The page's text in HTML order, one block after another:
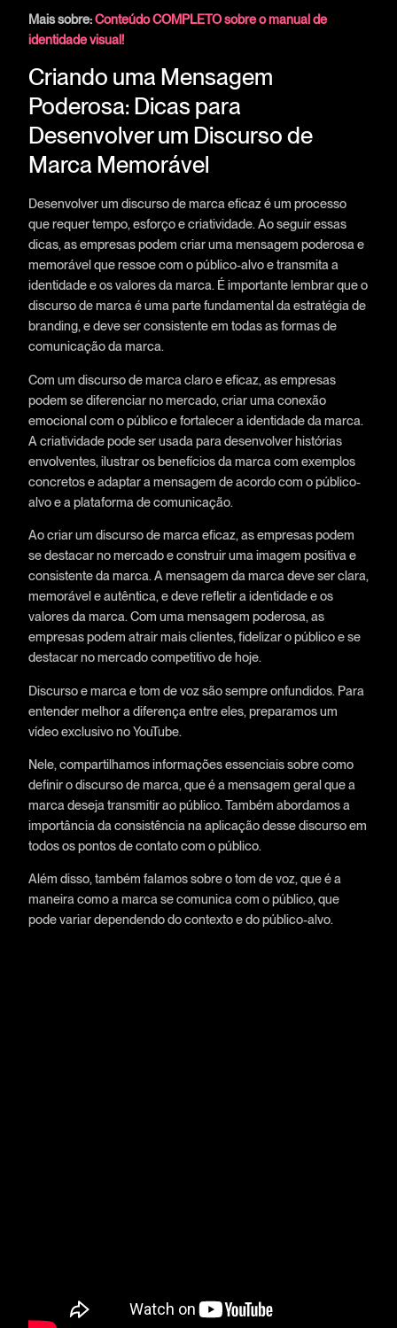
Mais sobre:Conteúdo COMPLETO sobre o manual de
identidade visual!
Criando uma Mensagem
Poderosa: Dicas para
Desenvolver um Discurso de
Marca Memorável
Desenvolver um discurso de marca eficaz é um processo
que requer tempo, esforço e criatividade. Ao seguir essas
dicas, as empresas podem criar uma mensagem poderosa e
memorável que ressoe com o público-alvo e transmita a
identidade e os valores da marca. É importante lembrar que o
discurso de marca é uma parte fundamental da estratégia de
branding, e deve ser consistente em todas as formas de
comunicação da marca.
Com um discurso de marca claro e eficaz, as empresas
podem se diferenciar no mercado, criar uma conexão
emocional com o público e fortalecer a identidade da marca.
A criatividade pode ser usada para desenvolver histórias
envolventes, ilustrar os benefícios da marca com exemplos
concretos e adaptar a mensagem de acordo com o público-
alvo e a plataforma de comunicação.
Ao criar um discurso de marca eficaz, as empresas podem
se destacar no mercado e construir uma imagem positiva e
consistente da marca. A mensagem da marca deve ser clara,
memorável e autêntica, e deve refletir a identidade e os
valores da marca. Com uma mensagem poderosa, as
empresas podem atrair mais clientes, fidelizar o público e se
destacar no mercado competitivo de hoje.
Discurso e marca e tom de voz são sempre onfundidos. Para
entender melhor a diferença entre eles, preparamos um
vídeo exclusivo no YouTube.
Nele, compartilhamos informações essenciais sobre como
definir o discurso de marca, que é a mensagem geral que a
marca deseja transmitir ao público. Também abordamos a
importância da consistência na aplicação desse discurso em
todos os pontos de contato com o público.
Além disso, também falamos sobre o tom de voz, que é a
maneira como a marca se comunica com o público, que
pode variar dependendo do contexto e do público-alvo.